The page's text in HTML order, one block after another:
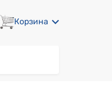
Корзина